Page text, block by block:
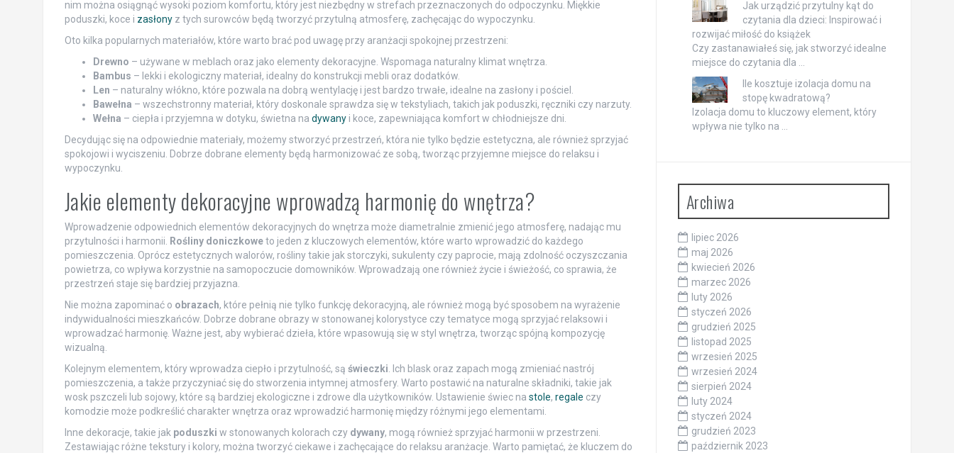
nim można osiągnąć wysoki poziom komfortu, który jest niezbędny w strefach przeznaczonych do odpoczynku. Miękkie
poduszki, koce i zasłonyz tych surowców będą tworzyć przytulną atmosferę, zachęcając do wypoczynku.
Oto kilka popularnych materiałów, które warto brać pod uwagę przy aranżacji spokojnej przestrzeni:
Drewno – używane w meblach oraz jako elementy dekoracyjne. Wspomaga naturalny klimat wnętrza.
Bambus – lekki i ekologiczny materiał, idealny do konstrukcji mebli oraz dodatków.
Len – naturalny włókno, które pozwala na dobrą wentylację i jest bardzo trwałe, idealne na zasłony i pościel.
Bawełna – wszechstronny materiał, który doskonale sprawdza się w tekstyliach, takich jak poduszki, ręczniki czy narzuty.
Wełna – ciepła i przyjemna w dotyku, świetna na dywanyi koce, zapewniająca komfort w chłodniejsze dni.
Decydując się na odpowiednie materiały, możemy stworzyć przestrzeń, która nie tylko będzie estetyczna, ale również sprzyjać
spokojowi i wyciszeniu. Dobrze dobrane elementy będą harmonizować ze sobą, tworząc przyjemne miejsce do relaksu i
wypoczynku.
Jakie elementy dekoracyjne wprowadzą harmonię do wnętrza?
Wprowadzenie odpowiednich elementów dekoracyjnych do wnętrza może diametralnie zmienić jego atmosferę, nadając mu
przytulności i harmonii.
Rośliny doniczkoweto jeden z kluczowych elementów, które warto wprowadzić do każdego
pomieszczenia. Oprócz estetycznych walorów, rośliny takie jak storczyki, sukulenty czy paprocie, mają zdolność oczyszczania
powietrza, co wpływa korzystnie na samopoczucie domowników. Wprowadzają one również życie i świeżość, co sprawia, że
przestrzeń staje się bardziej przyjazna.
Nie można zapominać o obrazach, które pełnią nie tylko funkcję dekoracyjną, ale również mogą być sposobem na wyrażenie
indywidualności mieszkańców. Dobrze dobrane obrazy w stonowanej kolorystyce czy tematyce mogą sprzyjać relaksowi i
wprowadzać harmonię. Ważne jest, aby wybierać dzieła, które wpasowują się w styl wnętrza, tworząc spójną kompozycję
wizualną.
Kolejnym elementem, który wprowadza ciepło i przytulność, są świeczki . Ich blask oraz zapach mogą zmieniać nastrój
pomieszczenia, a także przyczyniać się do stworzenia intymnej atmosfery. Warto postawić na naturalne składniki, takie jak
wosk pszczeli lub sojowy, które są bardziej ekologiczne i zdrowe dla użytkowników. Ustawienie świec na stole, regale czy
komodzie może podkreślić charakter wnętrza oraz wprowadzić harmonię między różnymi jego elementami.
Inne dekoracje, takie jak poduszki w stonowanych kolorach czy dywany, mogą również sprzyjać harmonii w przestrzeni.
Zestawiając różne tekstury i kolory, można tworzyć ciekawe i zachęcające do relaksu aranżacje. Warto pamiętać, że kluczem do
Jak urządzić przytulny kąt do
czytania dla dzieci: Inspirować i
rozwijać miłość do książek
Czy zastanawiałeś się, jak stworzyć idealne
miejsce do czytania dla …
Ile kosztuje izolacja domu na
stopę kwadratową?
Izolacja domu to kluczowy element, który
wpływa nie tylko na …
Archiwa
lipiec 2026
maj 2026
kwiecień 2026
marzec 2026
luty 2026
styczeń 2026
grudzień 2025
listopad 2025
wrzesień 2025
wrzesień 2024
sierpień 2024
luty 2024
styczeń 2024
grudzień 2023
październik 2023